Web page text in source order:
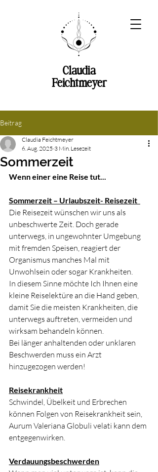
Claudia
Feichtmeyer
Beitrag
Sommerzeit
Claudia Feichtmeyer
6. Aug. 2025 3 Min. Lesezeit
Wenn einer eine Reise tut...
Sommerzeit – Urlaubszeit- Reisezeit
Die Reisezeit wünschen wir uns als
unbeschwerte Zeit. Doch gerade
unterwegs, in ungewohnter Umgebung
mit fremden Speisen, reagiert der
Organismus manches Mal mit
Unwohlsein oder sogar Krankheiten.
In diesem Sinne möchte Ich Ihnen eine
kleine Reiselektüre an die Hand geben,
damit Sie die meisten Krankheiten, die
unterwegs auftreten, vermeiden und
wirksam behandeln können.
Bei länger anhaltenden oder unklaren
Beschwerden muss ein Arzt
hinzugezogen werden!
Reisekrankheit
Schwindel, Übelkeit und Erbrechen
können Folgen von Reisekrankheit sein,
Aurum Valeriana Globuli velati kann dem
entgegenwirken.
Verdauungsbeschwerden